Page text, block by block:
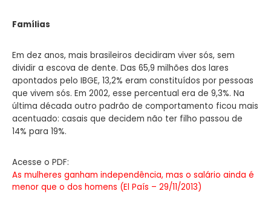
Famílias
Em dez anos, mais brasileiros decidiram viver sós, sem
dividir a escova de dente. Das 65,9 milhões dos lares
apontados pelo IBGE, 13,2% eram constituídos por pessoas
que vivem sós. Em 2002, esse percentual era de 9,3%. Na
última década outro padrão de comportamento ficou mais
acentuado: casais que decidem não ter filho passou de
14% para 19%.
Acesse o PDF:
As mulheres ganham independência, mas o salário ainda é
menor que o dos homens (El País – 29/11/2013)